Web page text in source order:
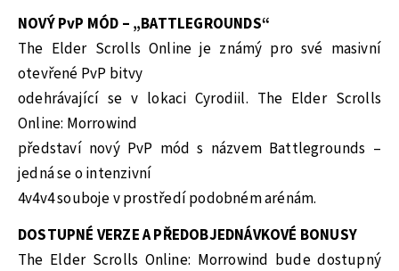
NOVÝ PvP MÓD – „BATTLEGROUNDS“
The Elder Scrolls Online je známý pro své masivní
otevřené PvP bitvy
odehrávající se v lokaci Cyrodiil. The Elder Scrolls
Online: Morrowind
představí nový PvP mód s názvem Battlegrounds –
jedná se o intenzivní
4v4v4 souboje v prostředí podobném arénám.
DOSTUPNÉ VERZE A PŘEDOBJEDNÁVKOVÉ BONUSY
The Elder Scrolls Online: Morrowind bude dostupný